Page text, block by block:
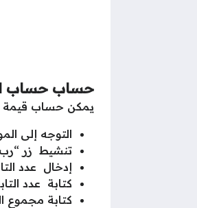
حساب حساب
يمكن حساب قيمة
التوجه إلى
تنشيط زر
إدخال عدد التابعين
كتابة عدد
كتابة مجموع